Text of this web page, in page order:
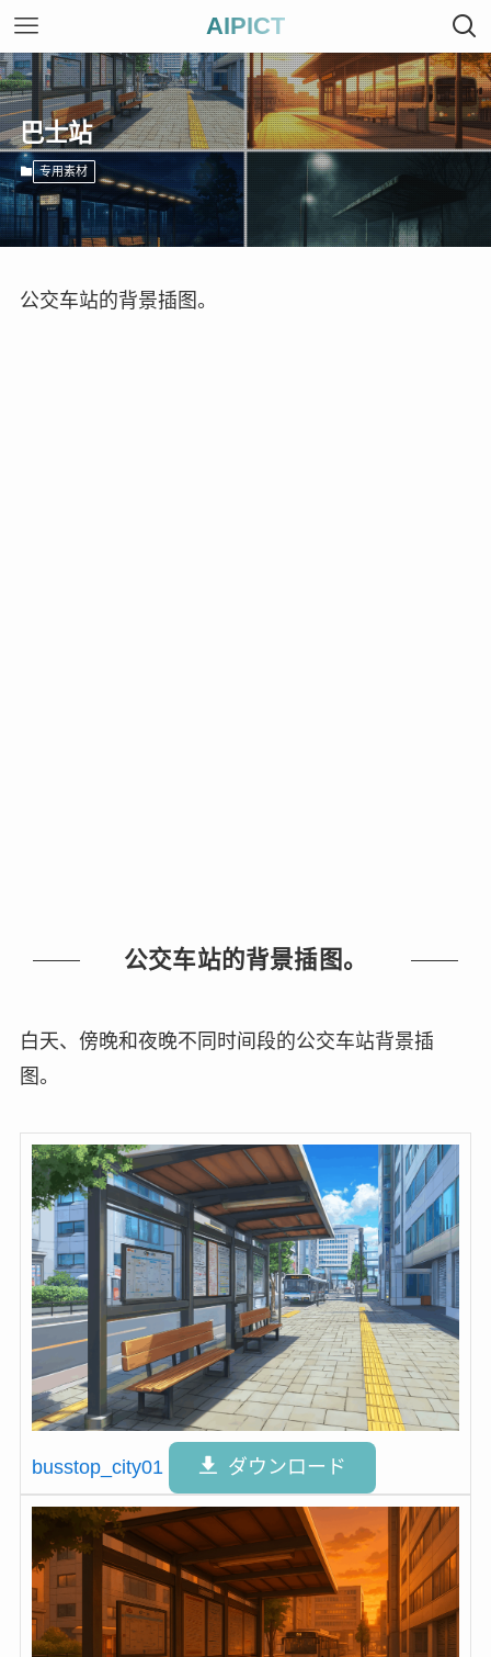
AIPICT
巴士站
专用素材
公交车站的背景插图。
公交车站的背景插图。
白天、傍晚和夜晚不同时间段的公交车站背景插
图。
busstop_city01 ダウンロード